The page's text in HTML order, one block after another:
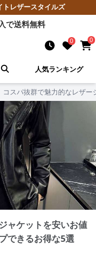
ト レザースタイルズ
で送料無料
0 0
人気ランキング
コスパ抜群で魅力的なレザ
ャケットを安いお値
できるお得な5選